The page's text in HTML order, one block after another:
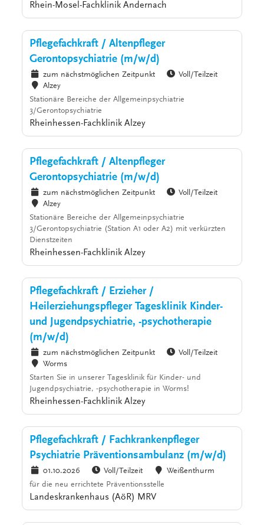
Rhein-Mosel-Fachklinik Andernach
Pflegefachkraft / Altenpfleger
Gerontopsychiatrie (m/w/d)
zum nächstmöglichen Zeitpunkt
Voll/Teilzeit
Alzey
Stationäre Bereiche der Allgemeinpsychiatrie
3/Gerontopsychiatrie
Rheinhessen-Fachklinik Alzey
Pflegefachkraft / Altenpfleger
Gerontopsychiatrie (m/w/d)
zum nächstmöglichen Zeitpunkt
Voll/Teilzeit
Alzey
Stationäre Bereiche der Allgemeinpsychiatrie
3/Gerontopsychiatrie (Station A1 oder A2) mit verkürzten
Dienstzeiten
Rheinhessen-Fachklinik Alzey
Pflegefachkraft / Erzieher /
Heilerziehungspfleger Tagesklinik Kinder-
und Jugendpsychiatrie, -psychotherapie
(m/w/d)
zum nächstmöglichen Zeitpunkt
Voll/Teilzeit
Worms
Starten Sie in unserer Tagesklinik für Kinder- und
Jugendpsychiatrie, -psychotherapie in Worms!
Rheinhessen-Fachklinik Alzey
Pflegefachkraft / Fachkrankenpfleger
Psychiatrie Präventionsambulanz (m/w/d)
01.10.2026 Voll/Teilzeit
Weißenthurm
für die neu errichtete Präventionsstelle
Landeskrankenhaus (AöR) MRV